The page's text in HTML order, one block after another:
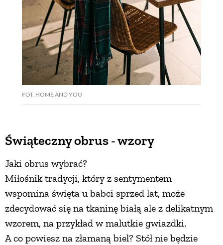
FOT. HOME AND YOU
Świąteczny obrus - wzory
Jaki obrus wybrać?
Miłośnik tradycji, który z sentymentem
wspomina święta u babci sprzed lat, może
zdecydować się na tkaninę białą ale z delikatnym
wzorem, na przykład w malutkie gwiazdki.
A co powiesz na złamaną biel? Stół nie będzie